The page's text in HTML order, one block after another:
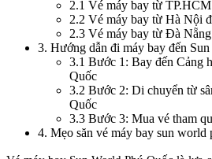
2.1 Vé máy bay từ
2.2 Vé máy bay từ Hà Nội
2.3 Vé máy bay từ Đà
3. Hướng dẫn đi máy bay đến
3.1 Bước 1: Bay đến Cảng
Quốc
3.2 Bước 2: Di chuyển từ
Quốc
3.3 Bước 3: Mua vé tham
4. Mẹo săn vé máy bay sun world